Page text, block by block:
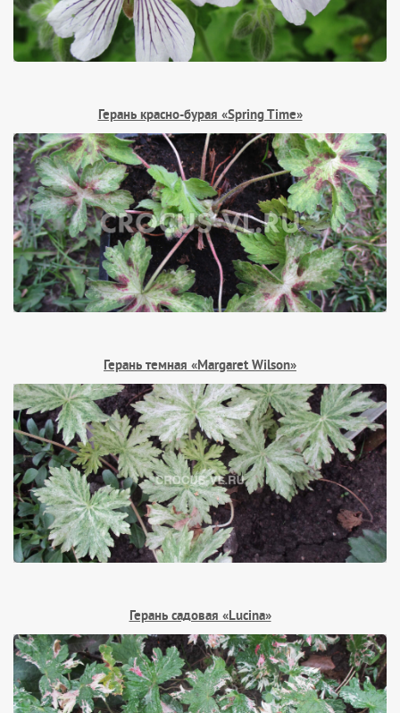
Герань красно-бурая «Spring Time»
Герань темная «Margaret Wilson»
Герань садовая «Lucina»